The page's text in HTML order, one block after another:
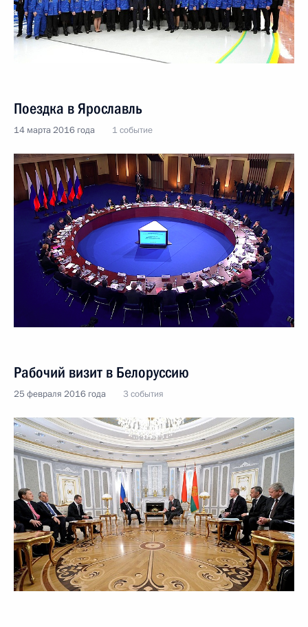
Поездка в Ярославль
14 марта 2016 года 1 событие
Рабочий визит в Белоруссию
25 февраля 2016 года 3 события